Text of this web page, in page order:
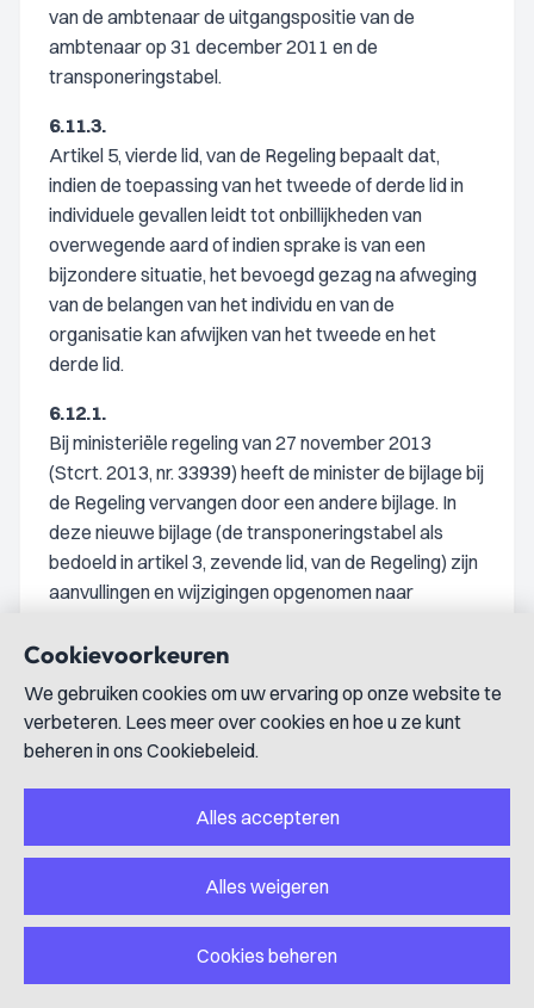
van de ambtenaar de uitgangspositie van de
ambtenaar op 31 december 2011 en de
transponeringstabel.
6.11.3.
Artikel 5, vierde lid, van de Regeling bepaalt dat,
indien de toepassing van het tweede of derde lid in
individuele gevallen leidt tot onbillijkheden van
overwegende aard of indien sprake is van een
bijzondere situatie, het bevoegd gezag na afweging
van de belangen van het individu en van de
organisatie kan afwijken van het tweede en het
derde lid.
6.12.1.
Bij ministeriële regeling van 27 november 2013
(Stcrt. 2013, nr. 33939) heeft de minister de bijlage bij
de Regeling vervangen door een andere bijlage. In
deze nieuwe bijlage (de transponeringstabel als
bedoeld in artikel 3, zevende lid, van de Regeling) zijn
aanvullingen en wijzigingen opgenomen naar
transponeringstabel en de bedenkingenprocedures
tegen de voorgenomen besluiten over toekenning
van en overgang naar een LFNP-functie. Deze
nieuwe transponeringstabel is op 14 november 2013
(conform stap 13 van de gewijzigde Instructie
Organieke matching).
6.12.2.
onderscheiden tabellen, die elk voor zich betrekking
Cookievoorkeuren
We gebruiken cookies om uw ervaring op onze website te
verbeteren. Lees meer over cookies en hoe u ze kunt
beheren in ons Cookiebeleid.
Alles accepteren
Alles weigeren
Cookies beheren